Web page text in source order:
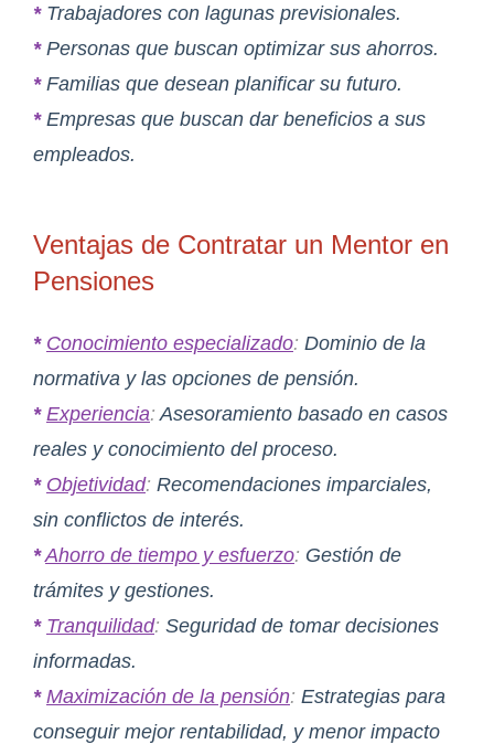
* Trabajadores con lagunas previsionales.
* Personas que buscan optimizar sus ahorros.
*Familias que desean planificar su futuro.
*Empresas que buscan dar beneficios a sus
empleados.
Ventajas de Contratar un Mentor en
Pensiones
* Conocimiento especializado: Dominio de la
normativa y las opciones de pensión.
* Experiencia:Asesoramiento basado en casos
reales y conocimiento del proceso.
* Objetividad: Recomendaciones imparciales,
sin conflictos de interés.
* Ahorro de tiempo y esfuerzo: Gestión de
trámites y gestiones.
* Tranquilidad: Seguridad de tomar decisiones
informadas.
* Maximización de la pensión: Estrategias para
conseguir mejor rentabilidad, y menor impacto